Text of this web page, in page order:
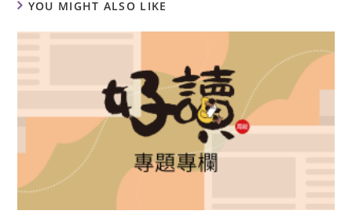
YOU MIGHT ALSO LIKE